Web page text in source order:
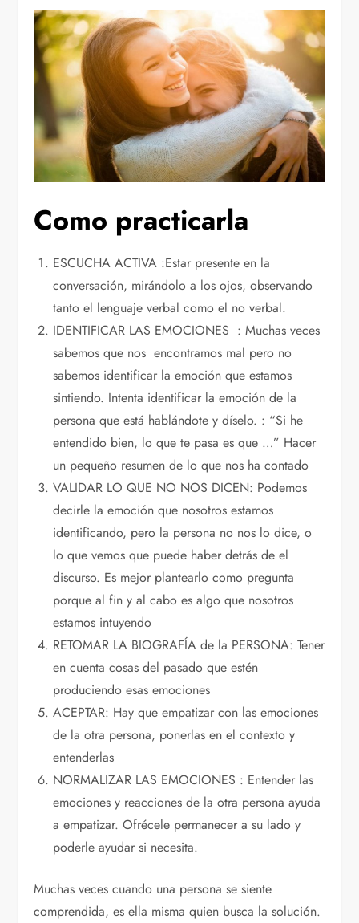
Como practicarla
ESCUCHA ACTIVA :Estar presente en la
conversación, mirándolo a los ojos, observando
tanto el lenguaje verbal como el no verbal.
IDENTIFICAR LAS EMOCIONES : Muchas veces
sabemos que nos encontramos mal pero no
sabemos identificar la emoción que estamos
sintiendo. Intenta identificar la emoción de la
persona que está hablándote y díselo. : “Si he
entendido bien, lo que te pasa es que …” Hacer
un pequeño resumen de lo que nos ha contado
VALIDAR LO QUE NO NOS DICEN: Podemos
decirle la emoción que nosotros estamos
identificando, pero la persona no nos lo dice, o
lo que vemos que puede haber detrás de el
discurso. Es mejor plantearlo como pregunta
porque al fin y al cabo es algo que nosotros
estamos intuyendo
RETOMAR LA BIOGRAFÍA de la PERSONA: Tener
en cuenta cosas del pasado que estén
produciendo esas emociones
ACEPTAR: Hay que empatizar con las emociones
de la otra persona, ponerlas en el contexto y
entenderlas
NORMALIZAR LAS EMOCIONES : Entender las
emociones y reacciones de la otra persona ayuda
a empatizar. Ofrécele permanecer a su lado y
poderle ayudar si necesita.
Muchas veces cuando una persona se siente
comprendida, es ella misma quien busca la solución.